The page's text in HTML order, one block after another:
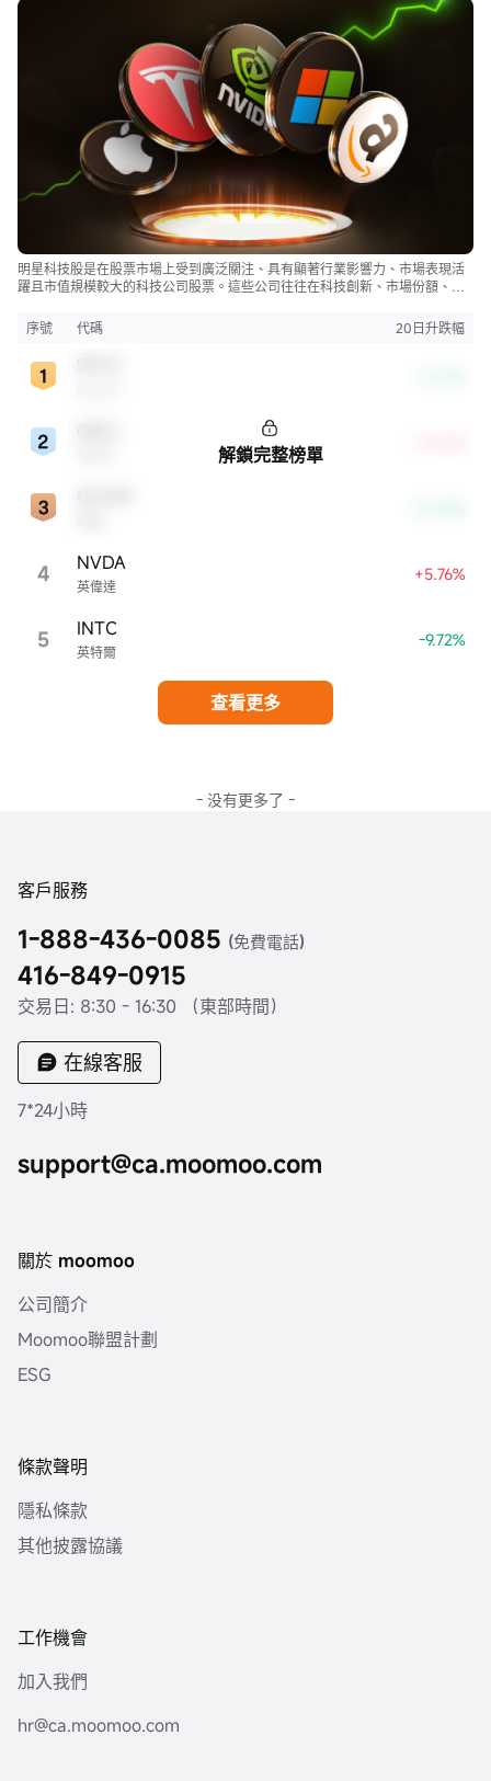
明星科技股是在股票市場上受到廣泛關注、具有顯著行業影響力、市場表現活
躍且市值規模較大的科技公司股票。這些公司往往在科技創新、市場份額、品
市，特別是科技行業板塊乃至全球經濟具有顯著影響。
序號 代碼 20日升跌幅
4 英偉達
NVDA +5.76%
5 英特爾
INTC -9.72%
解鎖完整榜單
查看更多
- 没有更多了 -
客戶服務
1-888-436-0085 (免費電話)
416-849-0915
交易日: 8:30 - 16:30 （東部時間）
在線客服
7*24小時
support@ca.moomoo.com
關於 moomoo
公司簡介
Moomoo聯盟計劃
ESG
條款聲明
隱私條款
其他披露協議
工作機會
加入我們
hr@ca.moomoo.com